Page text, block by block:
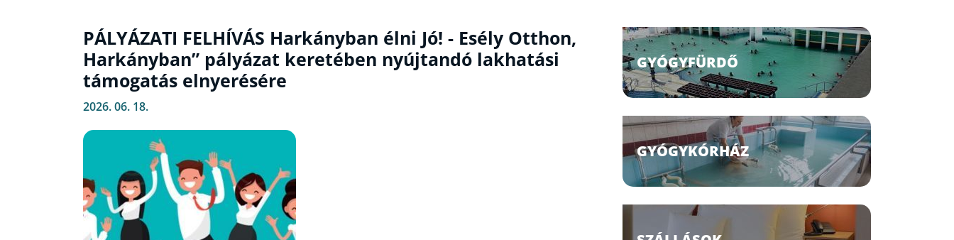
PÁLYÁZATI FELHÍVÁS Harkányban élni Jó! - Esély Otthon,
Harkányban” pályázat keretében nyújtandó lakhatási
támogatás elnyerésére
2026. 06. 18.
GYÓGYFÜRDŐ
GYÓGYKÓRHÁZ